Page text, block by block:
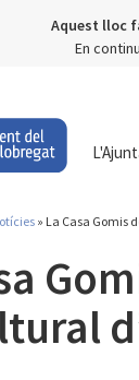
Aquest lloc
En
» La Casa Gomis